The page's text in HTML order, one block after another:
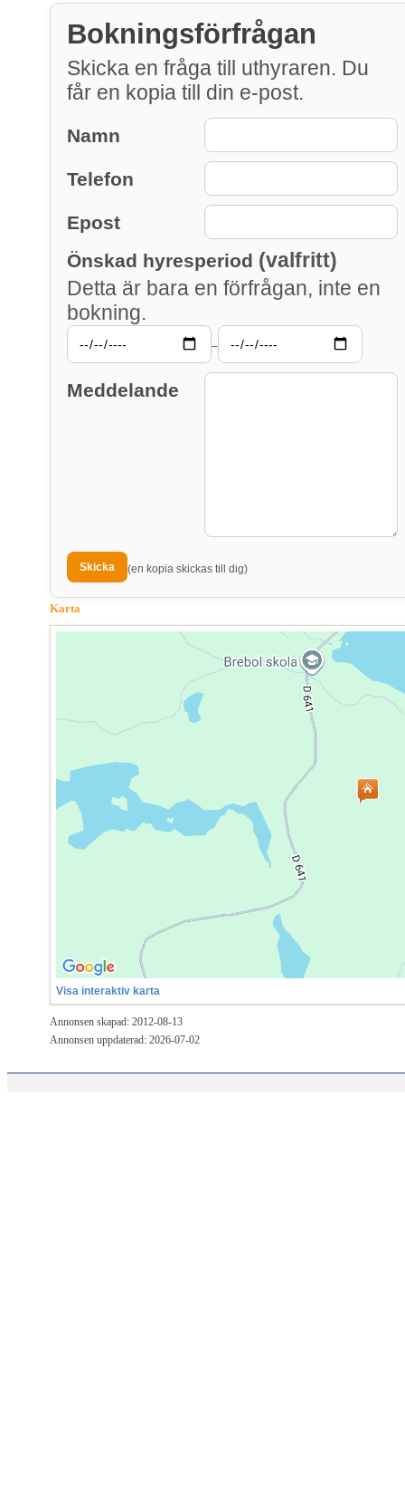
Bokningsförfrågan
Skicka en fråga till uthyraren. Du
får en kopia till din e-post.
Namn
Telefon
Epost
Önskad hyresperiod (valfritt)
Detta är bara en förfrågan, inte en
bokning.
–
Meddelande
(en kopia skickas till dig)
Karta
Visa interaktiv karta
Annonsen skapad: 2012-08-13
Annonsen uppdaterad: 2026-07-02